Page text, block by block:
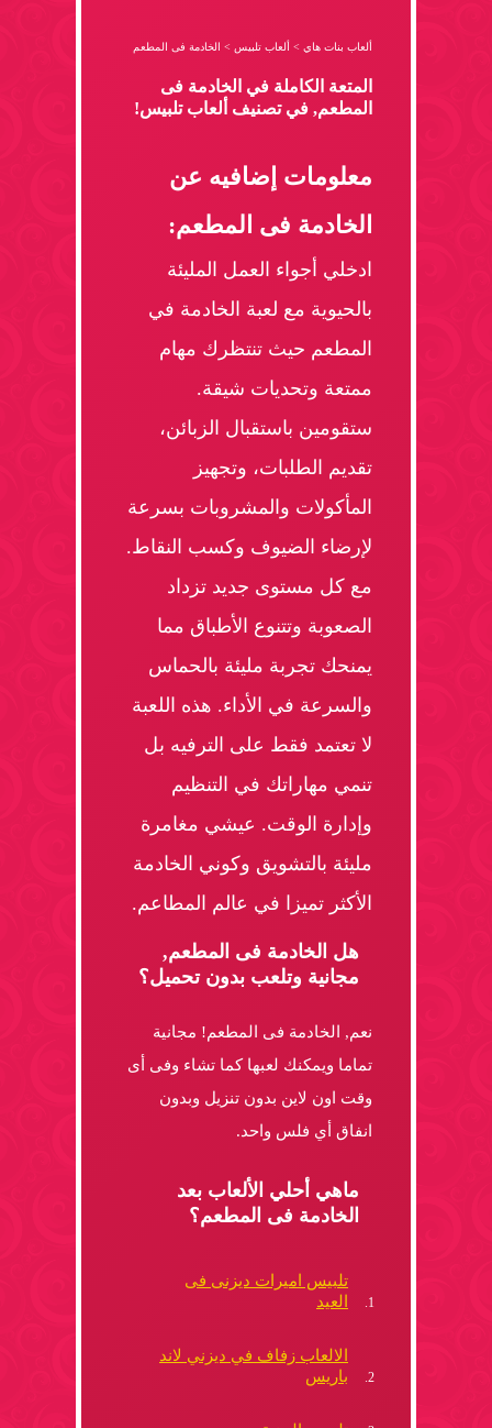
ألعاب بنات هاي > ألعاب تلبيس > الخادمة فى المطعم
المتعة الكاملة في الخادمة فى
المطعم, في تصنيف ألعاب تلبيس!
معلومات إضافيه عن
الخادمة فى المطعم:
ادخلي أجواء العمل المليئة
بالحيوية مع لعبة الخادمة في
المطعم حيث تنتظرك مهام
ممتعة وتحديات شيقة.
ستقومين باستقبال الزبائن،
تقديم الطلبات، وتجهيز
المأكولات والمشروبات بسرعة
لإرضاء الضيوف وكسب النقاط.
مع كل مستوى جديد تزداد
الصعوبة وتتنوع الأطباق مما
يمنحك تجربة مليئة بالحماس
والسرعة في الأداء. هذه اللعبة
لا تعتمد فقط على الترفيه بل
تنمي مهاراتك في التنظيم
وإدارة الوقت. عيشي مغامرة
مليئة بالتشويق وكوني الخادمة
الأكثر تميزا في عالم المطاعم.
هل الخادمة فى المطعم,
مجانية وتلعب بدون تحميل؟
نعم, الخادمة فى المطعم! مجانية
تماما ويمكنك لعبها كما تشاء وفى أى
وقت اون لاين بدون تنزيل وبدون
انفاق أي فلس واحد.
ماهي أحلي الألعاب بعد
الخادمة فى المطعم؟
تلبيس اميرات ديزنى فى
العيد
الالعاب زفاف في ديزني لاند
باريس